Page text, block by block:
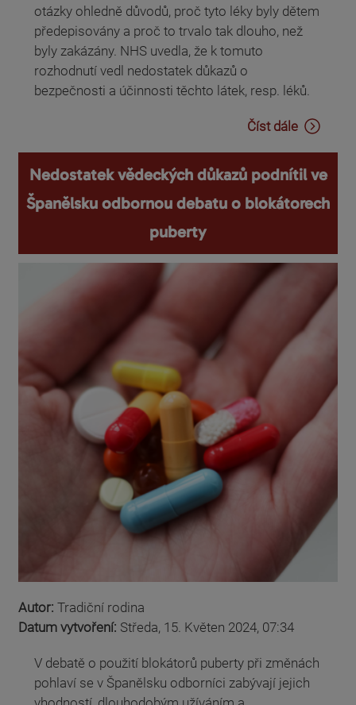
otázky ohledně důvodů, proč tyto léky byly dětem
předepisovány a proč to trvalo tak dlouho, než
byly zakázány. NHS uvedla, že k tomuto
rozhodnutí vedl nedostatek důkazů o
bezpečnosti a účinnosti těchto látek, resp. léků.
Číst dále
Nedostatek vědeckých důkazů podnítil ve
Španělsku odbornou debatu o blokátorech
puberty
Autor: Tradiční rodina
Datum vytvoření: Středa, 15. Květen 2024, 07:34
V debatě o použití blokátorů puberty při změnách
pohlaví se v Španělsku odborníci zabývají jejich